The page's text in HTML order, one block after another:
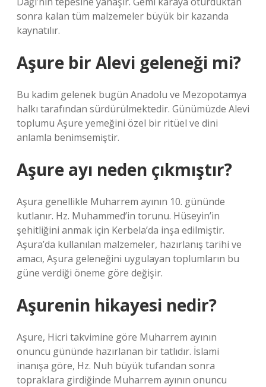
sonra kalan tüm malzemeler büyük bir kazanda
kaynatılır.
Aşure bir Alevi geleneği mi?
Bu kadim gelenek bugün Anadolu ve Mezopotamya
halkı tarafından sürdürülmektedir. Günümüzde Alevi
toplumu Aşure yemeğini özel bir ritüel ve dini
anlamla benimsemiştir.
Aşure ayı neden çıkmıştır?
Aşura genellikle Muharrem ayının 10. gününde
kutlanır. Hz. Muhammed’in torunu. Hüseyin’in
şehitliğini anmak için Kerbela’da inşa edilmiştir.
Aşura’da kullanılan malzemeler, hazırlanış tarihi ve
amacı, Aşura geleneğini uygulayan toplumların bu
güne verdiği öneme göre değişir.
Aşurenin hikayesi nedir?
Aşure, Hicri takvimine göre Muharrem ayının
onuncu gününde hazırlanan bir tatlıdır. İslami
inanışa göre, Hz. Nuh büyük tufandan sonra
topraklara girdiğinde Muharrem ayının onuncu